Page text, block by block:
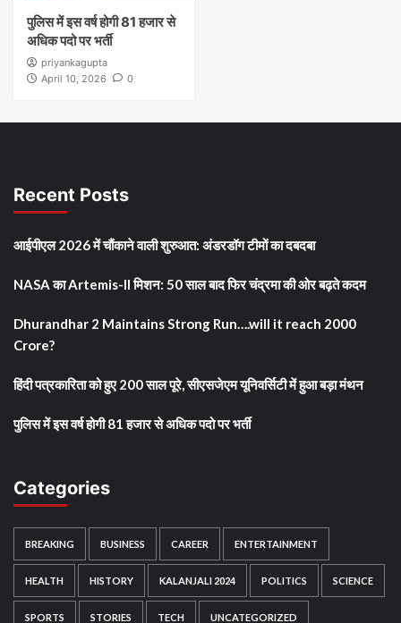
पुलिस में इस वर्ष होगी 81 हजार से
अधिक पदो पर भर्ती
priyankagupta
April 10, 2026
0
Recent Posts
आईपीएल 2026 में चौंकाने वाली शुरुआत: अंडरडॉग टीमों का दबदबा
NASA का Artemis-II मिशन: 50 साल बाद फिर चंद्रमा की ओर बढ़ते कदम
Dhurandhar 2 Maintains Strong Run….will it reach 2000
Crore?
हिंदी पत्रकारिता को हुए 200 साल पूरे, सीएसजेएम यूनिवर्सिटी में हुआ बड़ा मंथन
पुलिस में इस वर्ष होगी 81 हजार से अधिक पदो पर भर्ती
Categories
BREAKING BUSINESS CAREER ENTERTAINMENT
HEALTH HISTORY KALANJALI 2024 POLITICS SCIENCE
SPORTS STORIES TECH UNCATEGORIZED